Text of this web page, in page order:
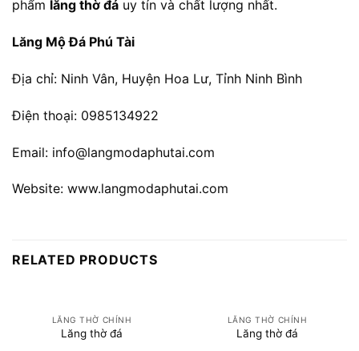
phẩm lăng thờ đá uy tín và chất lượng nhất.
Lăng Mộ Đá Phú Tài
Địa chỉ: Ninh Vân, Huyện Hoa Lư, Tỉnh Ninh Bình
Điện thoại: 0985134922
Email: info@langmodaphutai.com
Website: www.langmodaphutai.com
RELATED PRODUCTS
LĂNG THỜ CHÍNH
Lăng thờ đá
LĂNG THỜ CHÍNH
Lăng thờ đá